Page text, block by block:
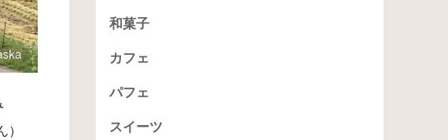
和菓子
カフェ
パフェ
スイーツ